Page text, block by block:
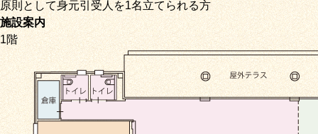
原則として身元引受人を1名立てられる方
施設案内
1階